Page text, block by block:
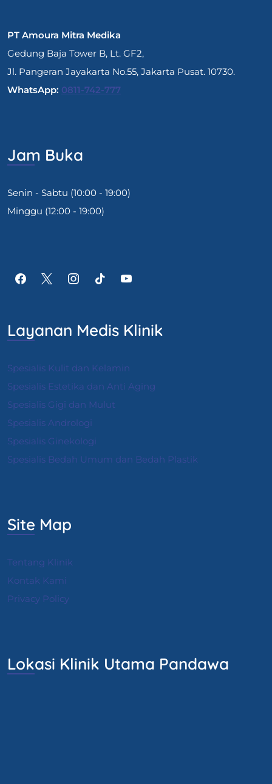
PT Amoura Mitra Medika
Gedung Baja Tower B, Lt. GF2,
Jl. Pangeran Jayakarta No.55, Jakarta Pusat. 10730.
WhatsApp: 0811-742-777
Jam Buka
Senin - Sabtu (10:00 - 19:00)
Minggu (12:00 - 19:00)
Layanan Medis Klinik
Spesialis Kulit dan Kelamin
Spesialis Estetika dan Anti Aging
Spesialis Gigi dan Mulut
Spesialis Andrologi
Spesialis Ginekologi
Spesialis Bedah Umum dan Bedah Plastik
Site Map
Tentang Klinik
Kontak Kami
Privacy Policy
Lokasi Klinik Utama Pandawa